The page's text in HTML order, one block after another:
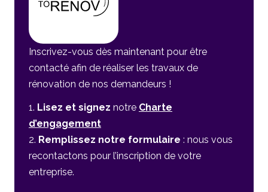
Inscrivez-vous dès maintenant pour être
contacté afin de réaliser les travaux de
rénovation de nos demandeurs !
Lisez et signez notre Charte
d’engagement
Remplissez notre formulaire : nous vous
recontactons pour l’inscription de votre
entreprise.